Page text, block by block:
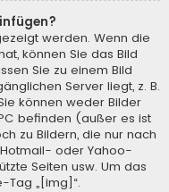
werden. Wenn die
können Sie das Bild
Sie zu einem Bild
Server liegt, z. B.
können weder Bilder
befinden (außer es ist
zu Bildern, die nur nach
oder Yahoo-
Seiten usw. Um das
Tag „[img]“.